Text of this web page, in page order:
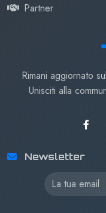
Partner
Rimani aggiornato
Unisciti alla
Newsletter